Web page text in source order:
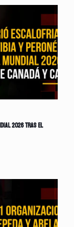
2026 tras el